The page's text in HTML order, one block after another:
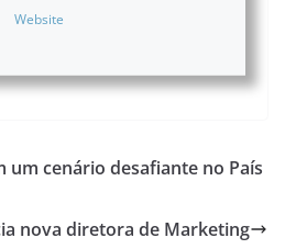
Website
um cenário desafiante no País
nova diretora de Marketing